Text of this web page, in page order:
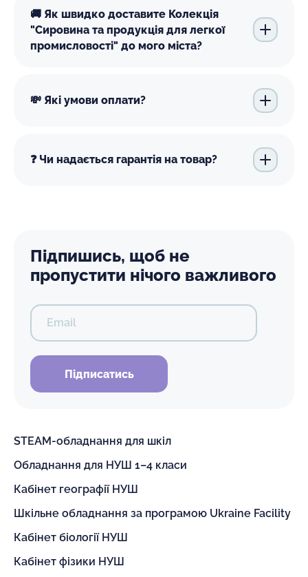
🚚 Як швидко доставите Колекція
"Сировина та продукція для легкої
промисловості" до мого міста?
💸 Які умови оплати?
❓ Чи надається гарантія на товар?
Підпишись, щоб не
пропустити нічого важливого
Email
Підписатись
STEAM-обладнання для шкіл
Обладнання для НУШ 1–4 класи
Кабінет географії НУШ
Шкільне обладнання за програмою Ukraine Facility
Кабінет біології НУШ
Кабінет фізики НУШ